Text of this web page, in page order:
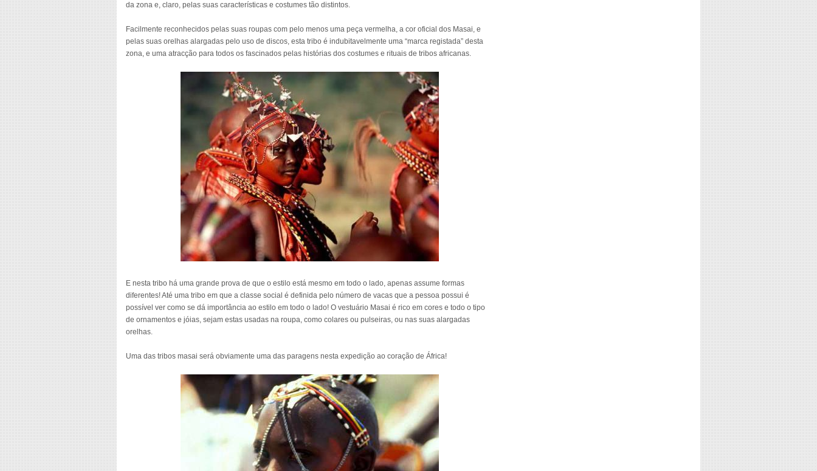
da zona e, claro, pelas suas características e costumes tão distintos.
Facilmente reconhecidos pelas suas roupas com pelo menos uma peça vermelha, a cor oficial dos Masai, e
pelas suas orelhas alargadas pelo uso de discos, esta tribo é indubitavelmente uma “marca registada” desta
zona, e uma atracção para todos os fascinados pelas histórias dos costumes e rituais de tribos africanas.
E nesta tribo há uma grande prova de que o estilo está mesmo em todo o lado, apenas assume formas
diferentes! Até uma tribo em que a classe social é definida pelo número de vacas que a pessoa possui é
possível ver como se dá importância ao estilo em todo o lado! O vestuário Masai é rico em cores e todo o tipo
de ornamentos e jóias, sejam estas usadas na roupa, como colares ou pulseiras, ou nas suas alargadas
orelhas.
Uma das tribos masai será obviamente uma das paragens nesta expedição ao coração de África!